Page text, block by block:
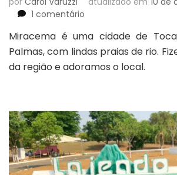
1 comentário
do
Tocantins
e
rio
Miracema é uma cidade de
Palmas, com lindas praias de rio.
da região e adoramos o local.